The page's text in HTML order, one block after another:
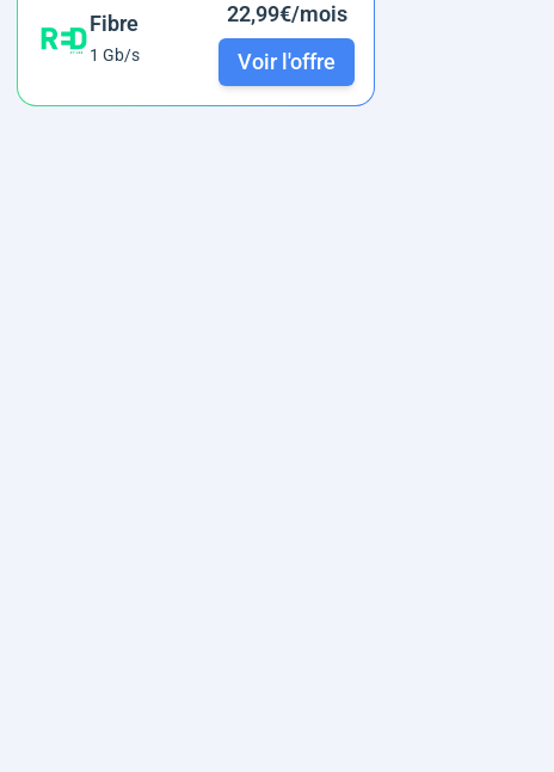
Fibre
1 Gb/s
22,99€/mois
Voir l'offre